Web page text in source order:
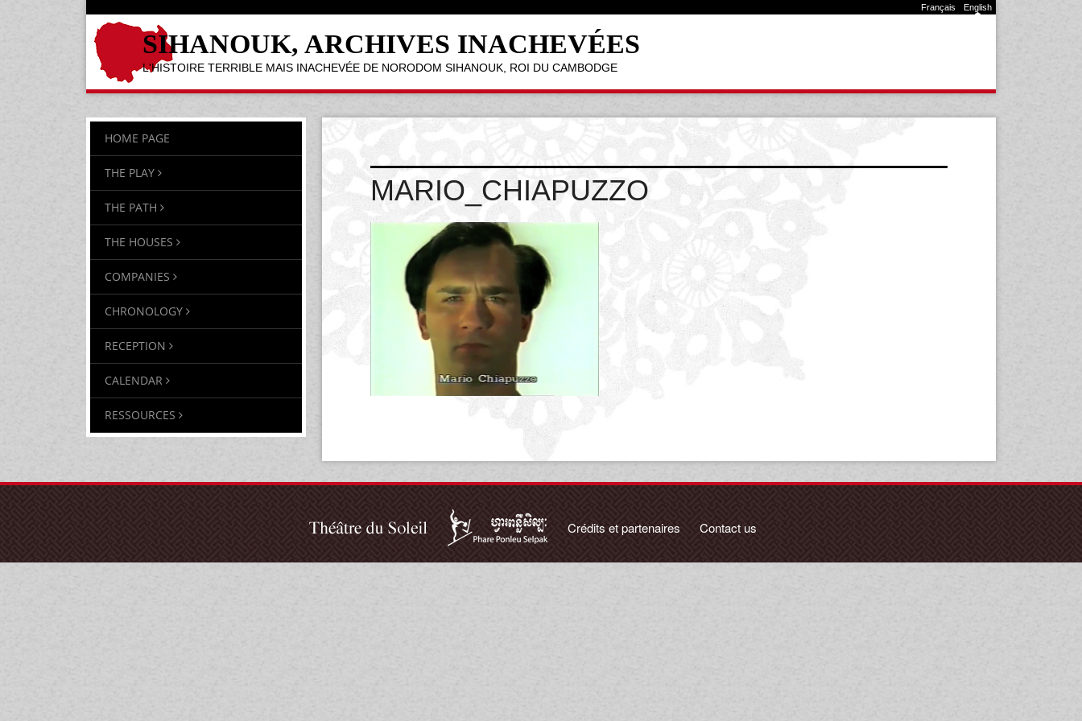
Français English
SIHANOUK, ARCHIVES INACHEVÉES
L'HISTOIRE TERRIBLE MAIS INACHEVÉE DE NORODOM SIHANOUK, ROI DU CAMBODGE
HOME PAGE
THE PLAY
THE PATH
THE HOUSES
COMPANIES
CHRONOLOGY
RECEPTION
CALENDAR
RESSOURCES
MARIO_CHIAPUZZO
Crédits et partenaires Contact us